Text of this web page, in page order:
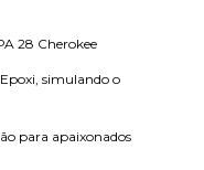
28 Cherokee
simulando o
para apaixonados